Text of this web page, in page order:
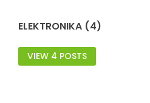
ELEKTRONIKA (4)
VIEW 4 POSTS